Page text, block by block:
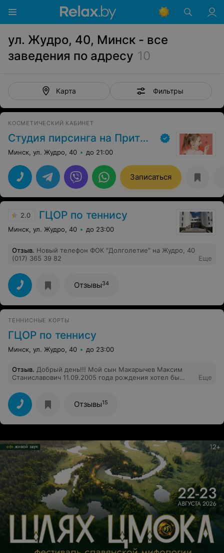
ул. Жудро, 40, Минск - все
заведения по адресу 10
Карта Фильтры
КОСМЕТИЧЕСКИЙ КАБИНЕТ
Студия пирсинга на Притыцкого
Минск, ул. Жудро, 40 до 21:00
Записаться
2.0 ГЦОР по теннису
Минск, ул. Жудро, 40 до 23:00
Отзыв. Новый телефон ФОК "Долголетие" на Жудро, 40
(017) 365 39 82
Еще
Отзывы34
ТЕННИСНЫЕ КОРТЫ
ГЦОР по теннису
Минск, ул. Жудро, 40 до 23:00
Отзыв. Добрый день!!! Мой сын Макарычев Максим
Станиславович 11.09.2005 года рождения хотел бы
декабре месяце если есть такие. Мы из России с
ярославской обл.г Рыбинск. Мы только начинаем
игровую практику. Зарегистрированные на РТТ.
Еще
Отзывы15